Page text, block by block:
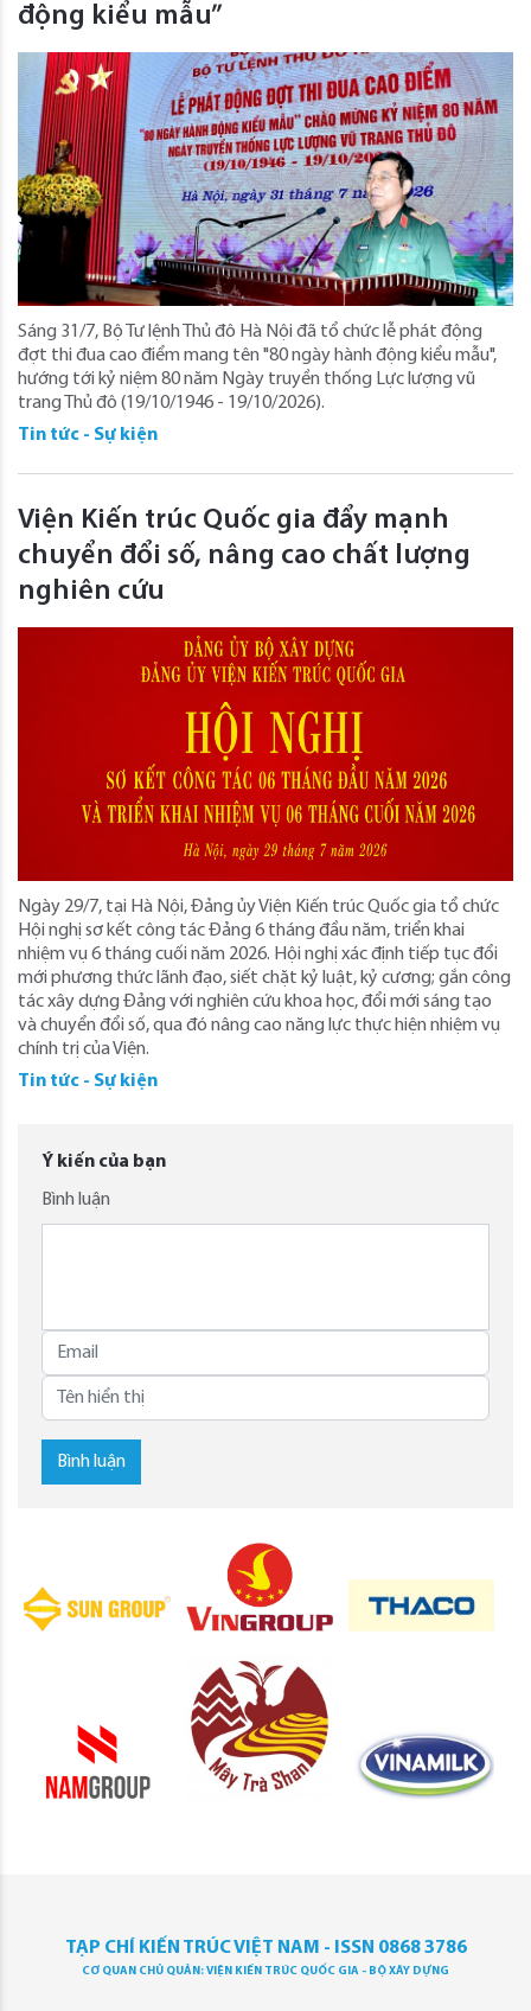
động kiểu mẫu”
Sáng 31/7, Bộ Tư lệnh Thủ đô Hà Nội đã tổ chức lễ phát động
đợt thi đua cao điểm mang tên "80 ngày hành động kiểu mẫu",
hướng tới kỷ niệm 80 năm Ngày truyền thống Lực lượng vũ
trang Thủ đô (19/10/1946 - 19/10/2026).
Tin tức - Sự kiện
Viện Kiến trúc Quốc gia đẩy mạnh
chuyển đổi số, nâng cao chất lượng
nghiên cứu
Ngày 29/7, tại Hà Nội, Đảng ủy Viện Kiến trúc Quốc gia tổ chức
Hội nghị sơ kết công tác Đảng 6 tháng đầu năm, triển khai
nhiệm vụ 6 tháng cuối năm 2026. Hội nghị xác định tiếp tục đổi
mới phương thức lãnh đạo, siết chặt kỷ luật, kỷ cương; gắn công
tác xây dựng Đảng với nghiên cứu khoa học, đổi mới sáng tạo
và chuyển đổi số, qua đó nâng cao năng lực thực hiện nhiệm vụ
chính trị của Viện.
Tin tức - Sự kiện
Ý kiến của bạn
Bình luận
Bình luận
TẠP CHÍ KIẾN TRÚC VIỆT NAM - ISSN 0868 3786
CƠ QUAN CHỦ QUẢN: VIỆN KIẾN TRÚC QUỐC GIA - BỘ XÂY DỰNG